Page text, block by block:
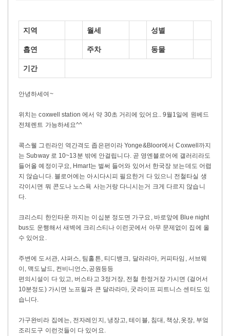
지역 월세 성별
흡연 주차 동물
기간
안녕하세여~
위치는 coxwell station 에서 약 30초 거리에 있어요.. 9월1일에 원베드
전체렌트 가능하세요^^
콕스웰 그린라인 역간격도 좁은편이라 Yonge&Bloor에서 Coxwell까지
는 Subway 로 10~13분 밖에 안걸립니다. 곧 영엔블로어에 갤러리라도
들어올 예정이구요, Hmart는 벌써 들어와 있어서 한국장 보는데도 어렵
지 않습니다. 블로어에는 아시다시피 필요한거 다 있으니 전철타실 생
각이시면 뭐 콘도나 노스욕 사는거랑 다니시는거 크게 다르지 않습니
다.
크리스티 한인타운 까지는 이십분 정도면 가구요, 바로앞에 Blue night
bus도 운행해서 새벽에 크리스티나 이런곳에서 아무 문제없이 집에 올
수 있어요.
주변에 도서관, 샤퍼스, 팀홀튼, 티디뱅크, 달라라마, 커피타임, 서브웨
이, 맥도날드, 컨비니언스,공원등등
편의시설이 다 있고, 버스타고 3정거장, 전철 한정거장 가시면 (걸어서
10분정도) 가시면 노프릴과 큰 달라라마, 굿라이프 피트니스 센터도 있
습니다.
가구완비라 집에는, 전자레인지, 냉장고, 테이블, 침대, 책상,옷장, 부엌
조리도구 이런것들이 다 있어요.